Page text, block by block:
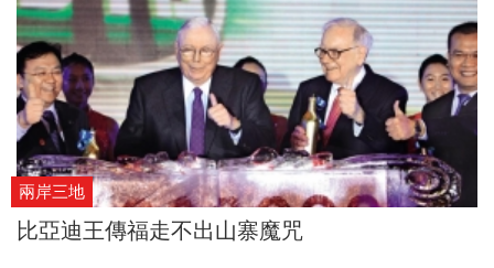
兩岸三地
比亞迪王傳福走不出山寨魔咒